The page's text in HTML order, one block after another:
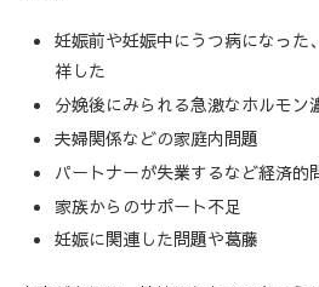
妊娠前や妊娠中にうつ病になった
祥した
分娩後にみられる急激なホルモン
夫婦関係などの家庭内問題
パートナーが失業するなど経済的
家族からのサポート不足
妊娠に関連した問題や葛藤